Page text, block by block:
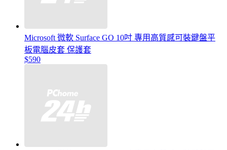
Microsoft 微軟 Surface GO 10吋 專用高質感可裝鍵盤平
板電腦皮套 保護套
$590